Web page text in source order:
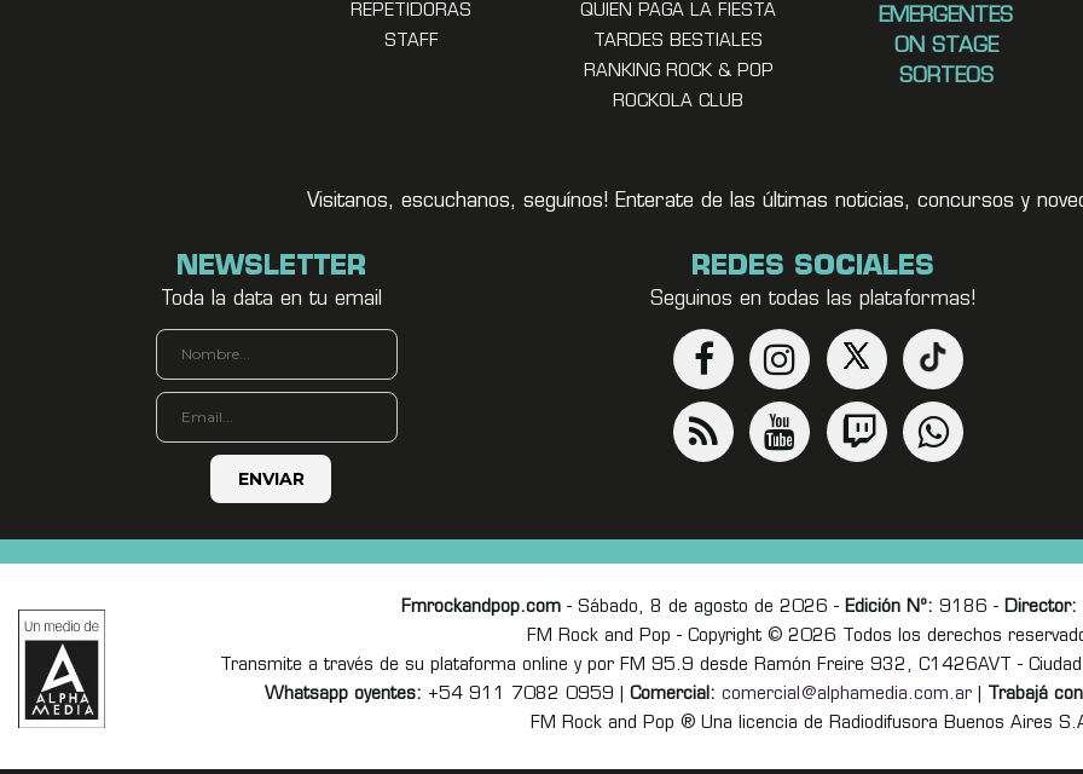
REPETIDORAS
STAFF
QUIEN PAGA LA FIESTA
TARDES BESTIALES
RANKING ROCK & POP
ROCKOLA CLUB
EMERGENTES
ON STAGE
SORTEOS
Visitanos, escuchanos, seguínos! Enterate de las últimas noticias, concursos y
NEWSLETTER
Toda la data en tu email
REDES SOCIALES
Seguinos en todas las plataformas!
Fmrockandpop.com- Sábado, 8 de agosto de 2026 - Edición Nº: 9186 - Director:
FM Rock and Pop - Copyright © 2026 Todos los derechos
Transmite a través de su plataforma online y por FM 95.9 desde Ramón Freire 932, C1426AVT -
Whatsapp oyentes: +54 911 7082 0959 | Comercial: comercial@alphamedia.com.ar| Trabajá
FM Rock and Pop ® Una licencia de Radiodifusora Buenos Aires